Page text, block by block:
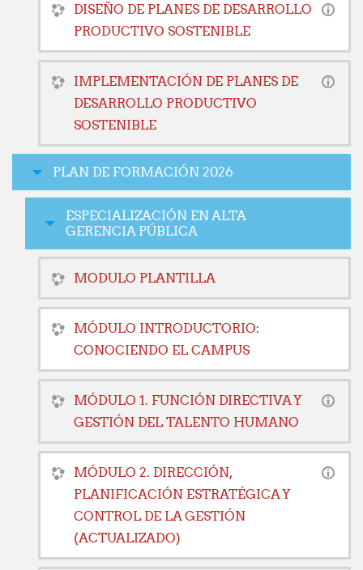
DISEÑO DE PLANES DE DESARROLLO
PRODUCTIVO SOSTENIBLE
IMPLEMENTACIÓN DE PLANES DE
DESARROLLO PRODUCTIVO
SOSTENIBLE
PLAN DE FORMACIÓN 2026
ESPECIALIZACIÓN EN ALTA
GERENCIA PÚBLICA
MODULO PLANTILLA
MÓDULO INTRODUCTORIO:
CONOCIENDO EL CAMPUS
MÓDULO 1. FUNCIÓN DIRECTIVA Y
GESTIÓN DEL TALENTO HUMANO
MÓDULO 2. DIRECCIÓN,
PLANIFICACIÓN ESTRATÉGICA Y
CONTROL DE LA GESTIÓN
(ACTUALIZADO)